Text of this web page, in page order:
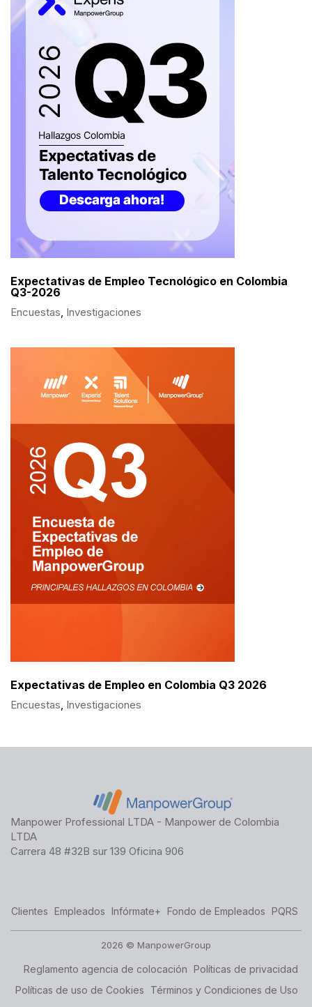
Expectativas de Empleo Tecnológico en Colombia
Q3-2026
Encuestas, Investigaciones
Expectativas de Empleo en Colombia Q3 2026
Encuestas, Investigaciones
Manpower Professional LTDA - Manpower de Colombia
LTDA
Carrera 48 #32B sur 139 Oficina 906
Clientes Empleados Infórmate+ Fondo de Empleados PQRS
2026 © ManpowerGroup
Reglamento agencia de colocación Políticas de privacidad
Políticas de uso de Cookies
Términos y Condiciones de Uso